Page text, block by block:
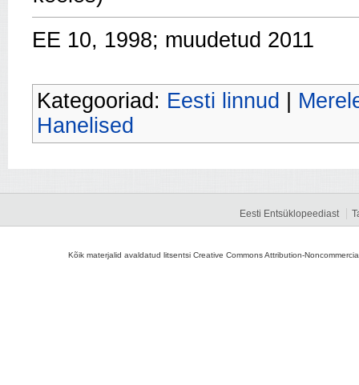
EE 10, 1998; muudetud 2011
Kategooriad: Eesti linnud
Hanelised
Eesti Entsüklopeediast
Kõik materjalid avaldatud litsentsi Creative Commons Attribution-